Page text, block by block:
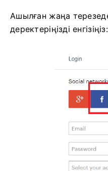
Ашылған жаңа
деректеріңізді енгізіңіз: